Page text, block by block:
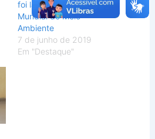
foi lançada no Dia
Mundial do Meio
Ambiente
7 de junho de 2019
Em "Destaque"